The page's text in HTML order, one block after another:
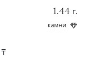
1.44 г.
камни
₸